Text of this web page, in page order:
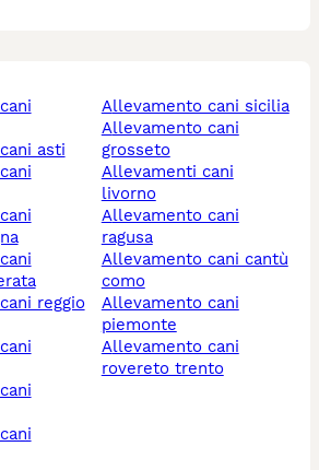
asti
allevamento cani sicilia
allevamento cani
grosseto
allevamenti cani
livorno
allevamento cani
ragusa
allevamento cani cantù
como
allevamento cani
piemonte
allevamento cani
rovereto trento